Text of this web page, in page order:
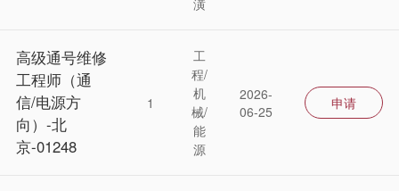
潢
高级通号维修
工程师（通
信/电源方
向）-北
京-01248
1
工
程/
机
械/
能
源
2026-
06-25
申请